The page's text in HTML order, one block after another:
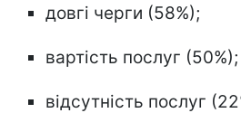
довгі черги (58%);
вартість послуг (50%);
відсутність послуг